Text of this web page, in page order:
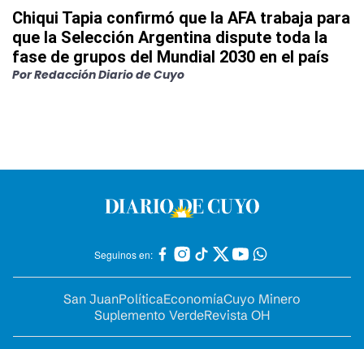
Chiqui Tapia confirmó que la AFA trabaja para
que la Selección Argentina dispute toda la
fase de grupos del Mundial 2030 en el país
PorRedacción Diario de Cuyo
Seguinos en:
San JuanPolíticaEconomíaCuyo Minero
Suplemento VerdeRevista OH